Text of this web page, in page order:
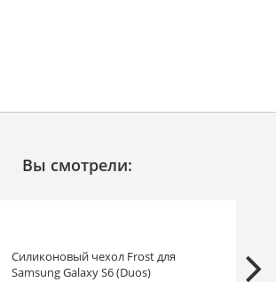
Вы смотрели:
Силиконовый чехол Frost для
Samsung Galaxy S6 (Duos)